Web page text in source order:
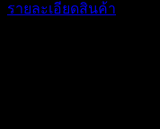
รายละเอียดสินค้า